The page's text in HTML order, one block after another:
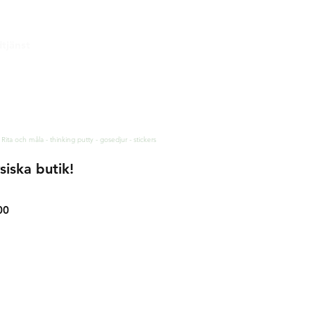
Rita och måla - thinking putty - gosedjur - stickers
butik!